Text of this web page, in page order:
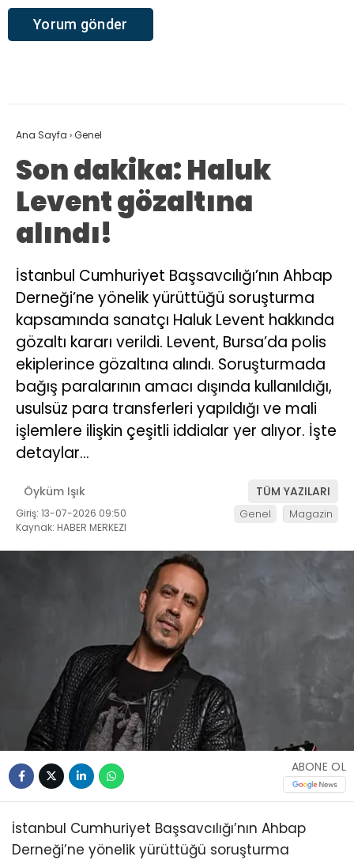
Ana Sayfa ›Genel
Son dakika: Haluk
Levent gözaltına
alındı!
İstanbul Cumhuriyet Başsavcılığı’nın Ahbap
Derneği’ne yönelik yürüttüğü soruşturma
kapsamında sanatçı Haluk Levent hakkında
gözaltı kararı verildi. Levent, Bursa’da polis
ekiplerince gözaltına alındı. Soruşturmada
bağış paralarının amacı dışında kullanıldığı,
usulsüz para transferleri yapıldığı ve mali
işlemlere ilişkin çeşitli iddialar yer alıyor. İşte
detaylar…
Öyküm Işık TÜM YAZILARI
Giriş: 13-07-2026 09:50
Kaynak: HABER MERKEZI
Genel Magazin
ABONE OL
İstanbul Cumhuriyet Başsavcılığı’nın Ahbap
Derneği’ne yönelik yürüttüğü soruşturma